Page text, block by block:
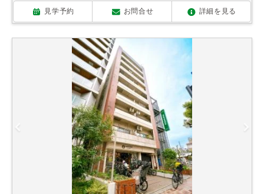
見学予約 お問合せ 詳細を見る